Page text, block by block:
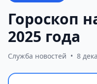
Гороскоп
2025 года
Служба новостей • 8